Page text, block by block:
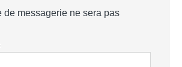
de messagerie ne sera pas